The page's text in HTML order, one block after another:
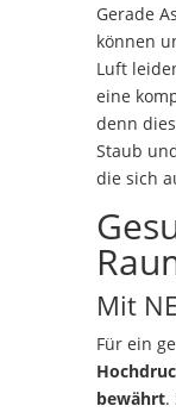
Gerade
können
Luft
eine
denn
Staub
die sich
Mit
Für ein
bewährt.